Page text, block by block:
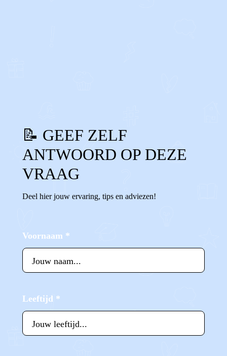
📝 GEEF ZELF
ANTWOORD OP DEZE
VRAAG
Deel hier jouw ervaring, tips en adviezen!
Voornaam *
Leeftijd *